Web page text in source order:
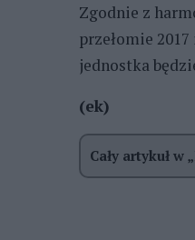
Zgodnie z
przełomie
jednostka
(ek)
Cały artykuł